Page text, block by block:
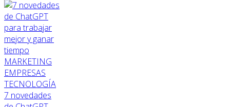
MARKETING
EMPRESAS
TECNOLOGÍA
7 novedades